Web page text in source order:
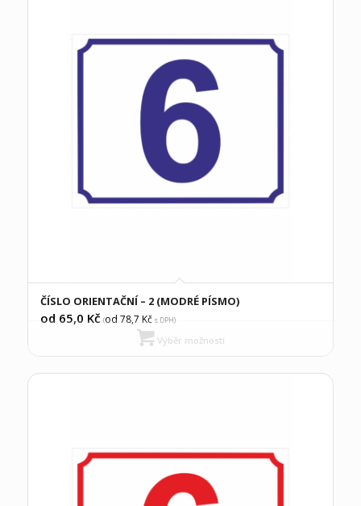
ČÍSLO ORIENTAČNÍ – 2 (MODRÉ PÍSMO)
od 65,0 Kč (od 78,7 Kčs DPH)
Výběr možností